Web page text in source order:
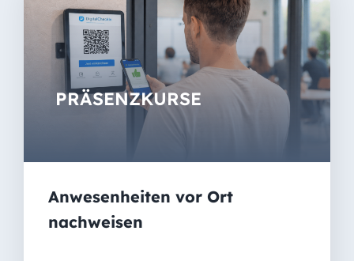
PRÄSENZKURSE
Anwesenheiten vor Ort
nachweisen